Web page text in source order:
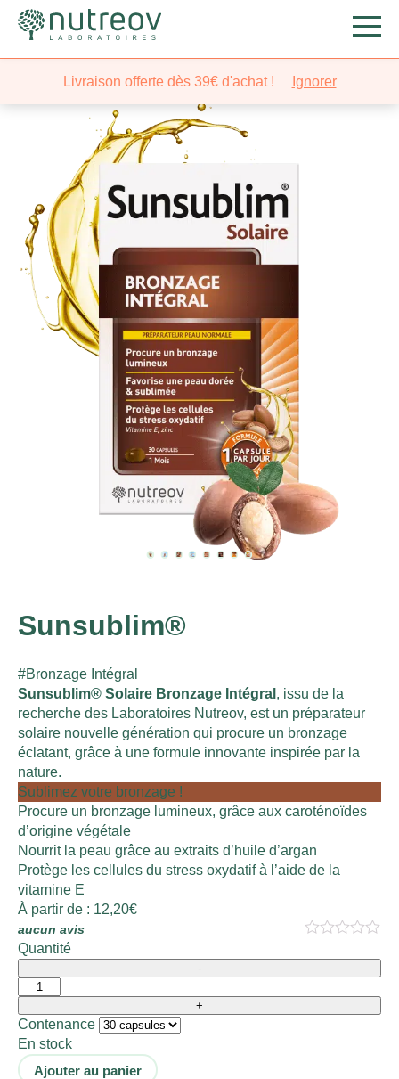
Bronzage Intégral
Sunsublim®
#Bronzage Intégral
Sunsublim® Solaire Bronzage Intégral , issu de la
recherche des Laboratoires Nutreov, est un préparateur
solaire nouvelle génération qui procure un bronzage
éclatant, grâce à une formule innovante inspirée par la
nature.
Sublimez votre bronzage !
Procure un bronzage lumineux, grâce aux caroténoïdes
d’origine végétale
Nourrit la peau grâce au extraits d’huile d’argan
Protège les cellules du stress oxydatif à l’aide de la
vitamine E
À partir de : 12,20€
aucun avis
Quantité
Contenance
En stock
Ajouter au panier
Livraison offerte dès 39€ d'achat ! Ignorer